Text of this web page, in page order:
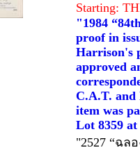
Starting:
"1984
proof in
Harrison's
approved
C.A.T. and
item was
Lot 8359
"2527 “ฉล